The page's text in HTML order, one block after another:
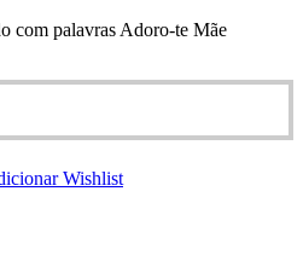
com palavras Adoro-te Mãe
Wishlist